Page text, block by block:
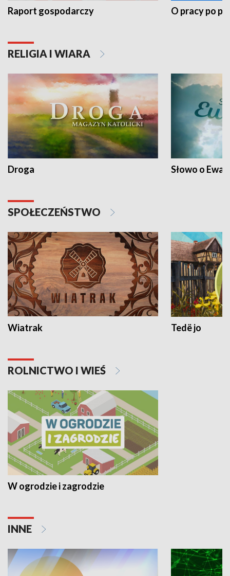
Raport gospodarczy O pracy po
RELIGIA I WIARA
Droga Słowo o
SPOŁECZEŃSTWO
Wiatrak Tedë jo
ROLNICTWO I WIEŚ
W ogrodzie i zagrodzie
INNE